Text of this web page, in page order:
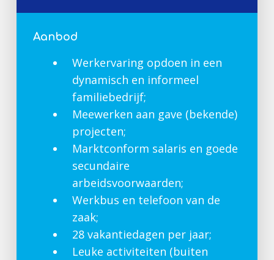
Aanbod
Werkervaring opdoen in een
dynamisch en informeel
familiebedrijf;
Meewerken aan gave (bekende)
projecten;
Marktconform salaris en goede
secundaire
arbeidsvoorwaarden;
Werkbus en telefoon van de
zaak;
28 vakantiedagen per jaar;
Leuke activiteiten (buiten